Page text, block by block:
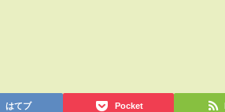
はてブ Pocket